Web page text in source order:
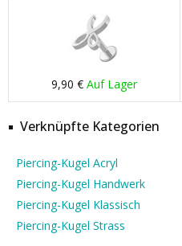
9,90 € Auf Lager
Verknüpfte Kategorien
Piercing-Kugel Acryl
Piercing-Kugel Handwerk
Piercing-Kugel Klassisch
Piercing-Kugel Strass